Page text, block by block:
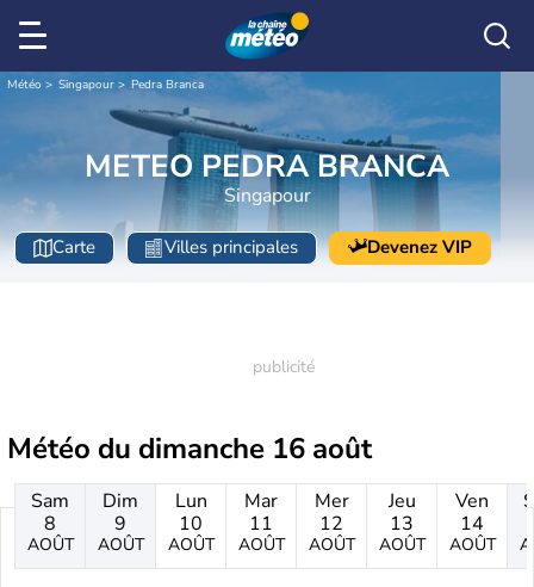
Météo Singapour Pedra Branca
METEO PEDRA BRANCA
Singapour
Carte Villes principales Devenez VIP
Météo du dimanche 16 août
Sam
8
AOÛT
Dim
9
AOÛT
Lun
10
AOÛT
Mar
11
AOÛT
Mer
12
AOÛT
Jeu
13
AOÛT
Ven
14
AOÛT